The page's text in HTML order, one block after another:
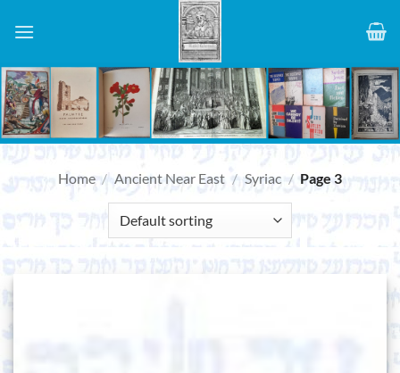
Home / Ancient Near East / Syriac / Page 3